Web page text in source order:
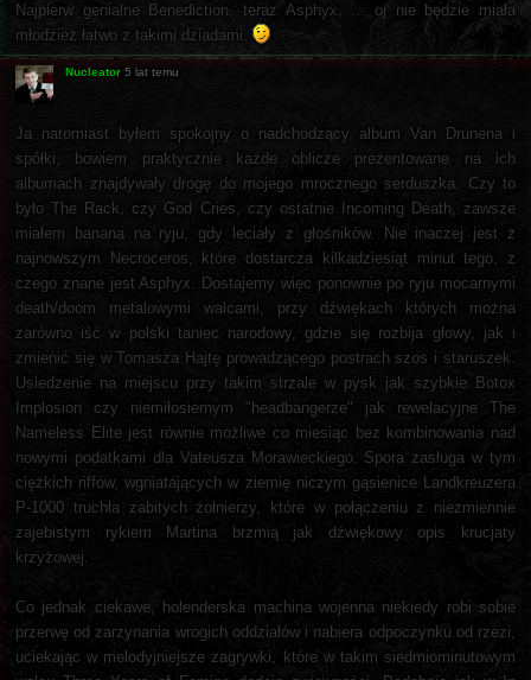
Najpierw genialne Benediction, teraz Asphyx, ... oj nie będzie miała
młodzież łatwo z takimi dziadami.
Nucleator 5 lat temu
Ja natomiast byłem spokojny o nadchodzący album Van Drunena i
spółki, bowiem praktycznie każde oblicze prezentowane na ich
albumach znajdywały drogę do mojego mrocznego serduszka. Czy to
było The Rack, czy God Cries, czy ostatnie Incoming Death, zawsze
miałem banana na ryju, gdy leciały z głośników. Nie inaczej jest z
najnowszym Necroceros, które dostarcza kilkadziesiąt minut tego, z
czego znane jest Asphyx. Dostajemy więc ponownie po ryju mocarnymi
death/doom metalowymi walcami, przy dźwiękach których można
zarówno iść w polski taniec narodowy, gdzie się rozbija głowy, jak i
zmienić się w Tomasza Hajtę prowadzącego postrach szos i staruszek.
Usiedzenie na miejscu przy takim strzale w pysk jak szybkie Botox
Implosion czy niemiłosiernym "headbangerze" jak rewelacyjne The
Nameless Elite jest równie możliwe co miesiąc bez kombinowania nad
nowymi podatkami dla Vateusza Morawieckiego. Spora zasługa w tym
ciężkich riffów, wgniatających w ziemię niczym gąsienice Landkreuzera
P-1000 truchła zabitych żołnierzy, które w połączeniu z niezmiennie
zajebistym rykiem Martina brzmią jak dźwiękowy opis krucjaty
krzyżowej.
Co jednak ciekawe, holenderska machina wojenna niekiedy robi sobie
przerwę od zarzynania wrogich oddziałów i nabiera odpoczynku od rzezi,
uciekając w melodyjniejsze zagrywki, które w takim siedmiominutowym